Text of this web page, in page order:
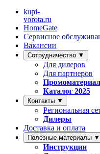
kupi-
vorota.ru
HomeGate
Сервисное
Вакансии
Сотрудничество ▼
Для дилеров
Для партнеров
Каталог 2025
Контакты ▼
Региональная
Дилеры
Доставка и оплата
Полезные материалы ▼
Инструкции